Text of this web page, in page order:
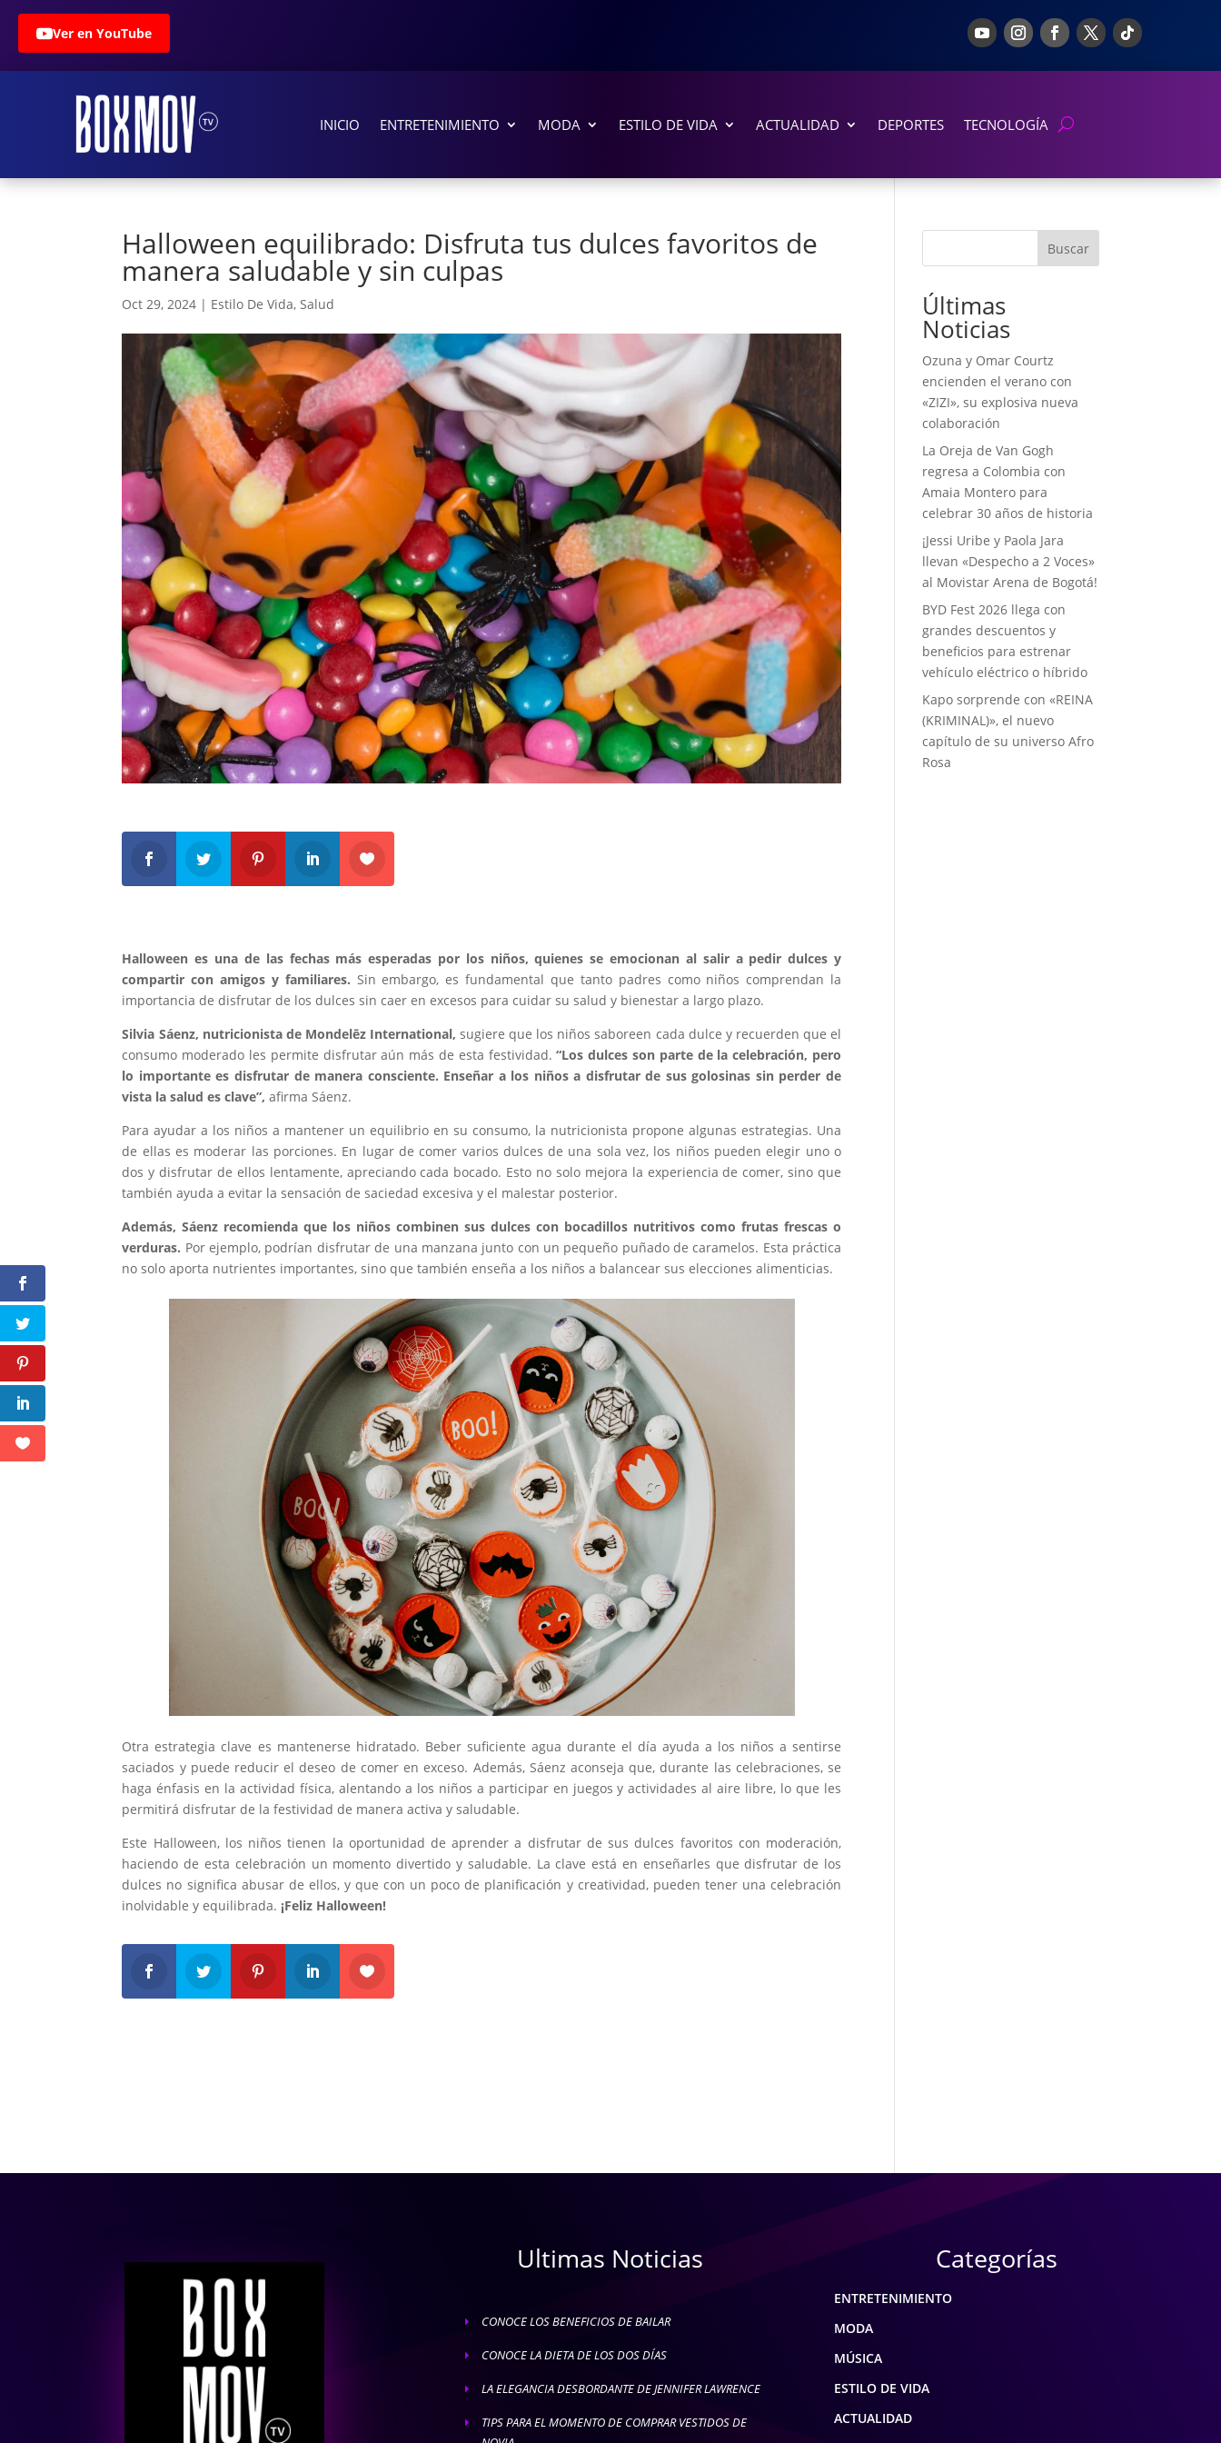
Ver en YouTube
INICIO ENTRETENIMIENTO MODA ESTILO DE VIDA ACTUALIDAD DEPORTES TECNOLOGÍA
Halloween equilibrado: Disfruta tus dulces favoritos de
manera saludable y sin culpas
Oct 29, 2024 | Estilo De Vida,Salud
Halloween es una de las fechas más esperadas por los niños, quienes se emocionan al salir a pedir dulces y
compartir con amigos y familiares. Sin embargo, es fundamental que tanto padres como niños comprendan la
importancia de disfrutar de los dulces sin caer en excesos para cuidar su salud y bienestar a largo plazo.
Silvia Sáenz, nutricionista de Mondelēz International, sugiere que los niños saboreen cada dulce y recuerden que el
consumo moderado les permite disfrutar aún más de esta festividad.“Los dulces son parte de la celebración, pero
lo importante es disfrutar de manera consciente. Enseñar a los niños a disfrutar de sus golosinas sin perder de
vista la salud es clave”, afirma Sáenz.
Para ayudar a los niños a mantener un equilibrio en su consumo, la nutricionista propone algunas estrategias. Una
de ellas es moderar las porciones. En lugar de comer varios dulces de una sola vez, los niños pueden elegir uno o
dos y disfrutar de ellos lentamente, apreciando cada bocado. Esto no solo mejora la experiencia de comer, sino que
también ayuda a evitar la sensación de saciedad excesiva y el malestar posterior.
Además, Sáenz recomienda que los niños combinen sus dulces con bocadillos nutritivos como frutas frescas o
verduras. Por ejemplo, podrían disfrutar de una manzana junto con un pequeño puñado de caramelos. Esta práctica
no solo aporta nutrientes importantes, sino que también enseña a los niños a balancear sus elecciones alimenticias.
Otra estrategia clave es mantenerse hidratado. Beber suficiente agua durante el día ayuda a los niños a sentirse
saciados y puede reducir el deseo de comer en exceso. Además, Sáenz aconseja que, durante las celebraciones, se
haga énfasis en la actividad física, alentando a los niños a participar en juegos y actividades al aire libre, lo que les
permitirá disfrutar de la festividad de manera activa y saludable.
Este Halloween, los niños tienen la oportunidad de aprender a disfrutar de sus dulces favoritos con moderación,
haciendo de esta celebración un momento divertido y saludable. La clave está en enseñarles que disfrutar de los
dulces no significa abusar de ellos, y que con un poco de planificación y creatividad, pueden tener una celebración
inolvidable y equilibrada. ¡Feliz Halloween!
Buscar
Últimas
Noticias
Ozuna y Omar Courtz
encienden el verano con
«ZIZI», su explosiva nueva
colaboración
La Oreja de Van Gogh
regresa a Colombia con
Amaia Montero para
celebrar 30 años de historia
¡Jessi Uribe y Paola Jara
llevan «Despecho a 2 Voces»
al Movistar Arena de Bogotá!
BYD Fest 2026 llega con
grandes descuentos y
beneficios para estrenar
vehículo eléctrico o híbrido
Kapo sorprende con «REINA
(KRIMINAL)», el nuevo
capítulo de su universo Afro
Rosa
Ultimas Noticias
E CONOCE LOS BENEFICIOS DE BAILAR
E CONOCE LA DIETA DE LOS DOS DÍAS
E LA ELEGANCIA DESBORDANTE DE JENNIFER LAWRENCE
E
TIPS PARA EL MOMENTO DE COMPRAR VESTIDOS DE
Categorías
ENTRETENIMIENTO
MODA
MÚSICA
ESTILO DE VIDA
ACTUALIDAD